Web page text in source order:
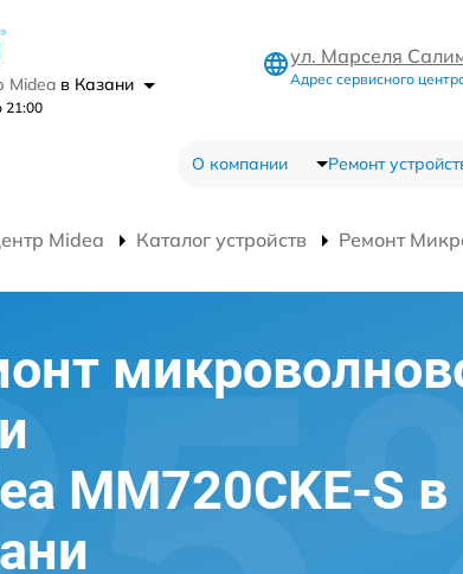
Midea в Казани
21:00
ул. Марселя
Адрес сервисного
О компании Ремонт
Midea Каталог устройств Ремонт
MM720CKE-S в